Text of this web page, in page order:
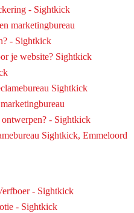
- Sightkick
marketingbureau
- Sightkick
je website? Sightkick
Sightkick
- Sightkick
Sightkick, Emmeloord
- Sightkick
- Sightkick